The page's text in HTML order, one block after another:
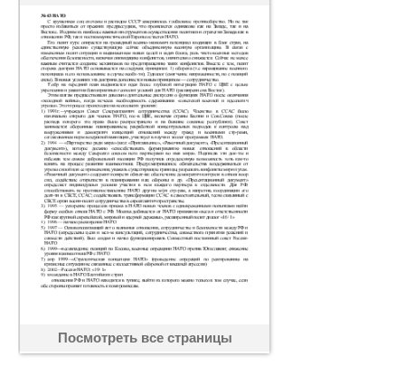
Посмотреть все страницы